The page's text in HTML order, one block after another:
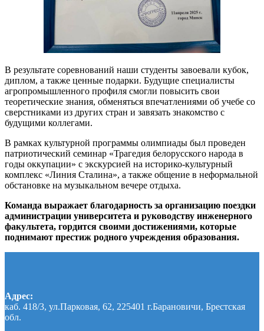
В результате соревнований наши студенты завоевали кубок,
диплом, а также ценные подарки. Будущие специалисты
агропромышленного профиля смогли повысить свои
теоретические знания, обменяться впечатлениями об учебе со
сверстниками из других стран и завязать знакомство с
будущими коллегами.
В рамках культурной программы олимпиады был проведен
патриотический семинар «Трагедия белорусского народа в
годы оккупации» с экскурсией на историко-культурный
комплекс «Линия Сталина», а также общение в неформальной
обстановке на музыкальном вечере отдыха.
Команда выражает благодарность за организацию поездки
администрации университета и руководству инженерного
факультета, гордится своими достижениями, которые
поднимают престиж родного учреждения образования.
Адрес:
каб. 418/3, ул.Парковая, 62, 225401 г.Барановичи, Брестская
обл.